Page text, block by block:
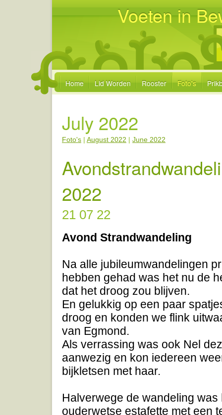
Voeten in
Home Lid Worden Rooster Foto's
July 2022
Foto's August 2022 June 2022
2022
21 07 22
Avond Strandwandeling
Na alle jubileumwandelingen
hebben gehad was het nu de
dat het droog zou blijven.
En gelukkig op een paar
droog en konden we flink
van Egmond.
Als verrassing was ook Nel
aanwezig en kon iedereen
bijkletsen met haar.
Halverwege de wandeling was
ouderwetse estafette met een